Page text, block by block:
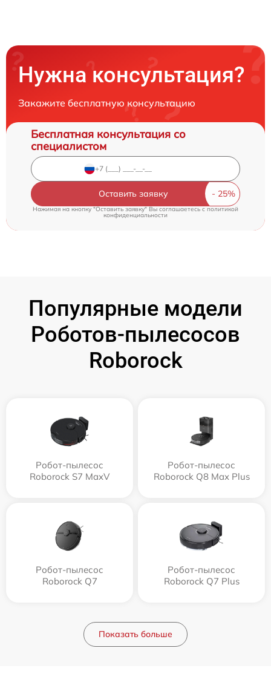
Нужна консультация?
Закажите бесплатную консультацию
Бесплатная консультация со
специалистом
Оставить заявку
Нажимая на кнопку "Оставить заявку" Вы соглашаетесь cполитикой
конфиденциальности
Популярные модели
Роботов-пылесосов
Roborock
Робот-пылесос
Roborock S7 MaxV
Робот-пылесос
Roborock Q8 Max Plus
Робот-пылесос
Roborock Q7
Робот-пылесос
Roborock Q7 Plus
Показать больше